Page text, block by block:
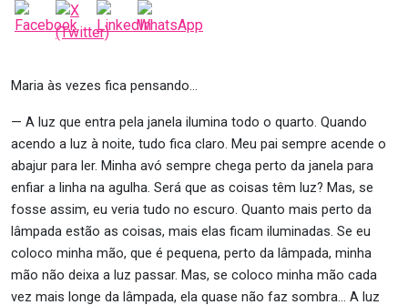
Maria às vezes fica pensando…
— A luz que entra pela janela ilumina todo o quarto. Quando
acendo a luz à noite, tudo fica claro. Meu pai sempre acende o
abajur para ler. Minha avó sempre chega perto da janela para
enfiar a linha na agulha. Será que as coisas têm luz? Mas, se
fosse assim, eu veria tudo no escuro. Quanto mais perto da
lâmpada estão as coisas, mais elas ficam iluminadas. Se eu
coloco minha mão, que é pequena, perto da lâmpada, minha
mão não deixa a luz passar. Mas, se coloco minha mão cada
vez mais longe da lâmpada, ela quase não faz sombra… A luz